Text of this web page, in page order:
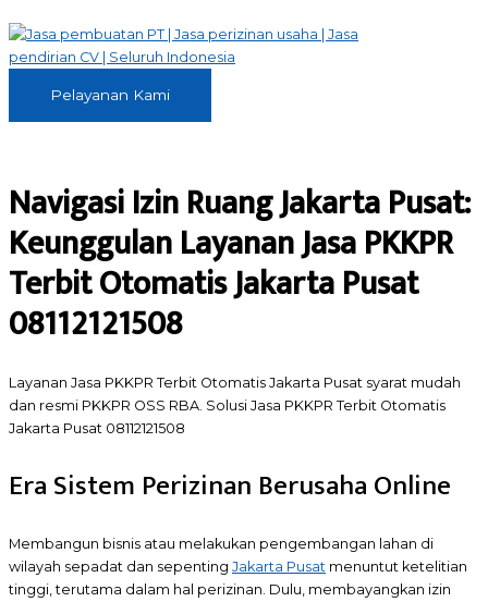
Skip
to
content
Pelayanan
Kami
Pelayanan Kami
Navigasi Izin Ruang Jakarta Pusat:
Keunggulan Layanan Jasa PKKPR
Terbit Otomatis Jakarta Pusat
08112121508
Layanan Jasa PKKPR Terbit Otomatis Jakarta Pusat syarat mudah
dan resmi PKKPR OSS RBA. Solusi Jasa PKKPR Terbit Otomatis
Jakarta Pusat 08112121508
Era Sistem Perizinan Berusaha Online
Membangun bisnis atau melakukan pengembangan lahan di
wilayah sepadat dan sepenting Jakarta Pusat menuntut ketelitian
tinggi, terutama dalam hal perizinan. Dulu, membayangkan izin